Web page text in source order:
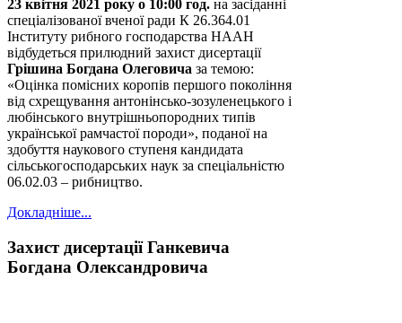
23 квітня 2021 року о 10:00 год. на засіданні
спеціалізованої вченої ради К 26.364.01
Інституту рибного господарства НААН
відбудеться прилюдний захист дисертації
Грішина Богдана Олеговича за темою:
«Оцінка помісних коропів першого покоління
від схрещування антонінсько-зозуленецького і
любінського внутрішньопородних типів
української рамчастої породи», поданої на
здобуття наукового ступеня кандидата
сільськогосподарських наук за спеціальністю
06.02.03 – рибництво.
Докладніше...
Захист дисертації Ганкевича
Богдана Олександровича